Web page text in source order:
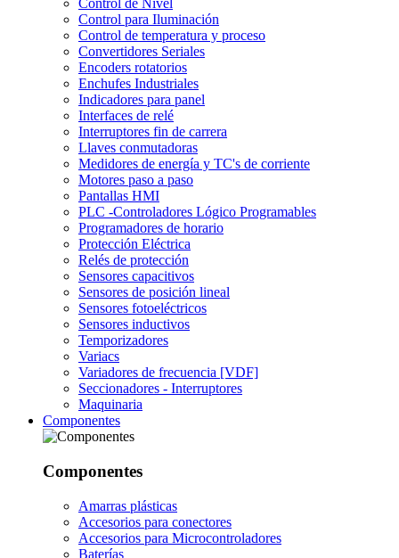
Control de Nivel
Control para Iluminación
Control de temperatura y proceso
Convertidores Seriales
Encoders rotatorios
Enchufes Industriales
Indicadores para panel
Interfaces de relé
Interruptores fin de carrera
Llaves conmutadoras
Medidores de energía y TC's de corriente
Motores paso a paso
Pantallas HMI
PLC -Controladores Lógico Programables
Programadores de horario
Protección Eléctrica
Relés de protección
Sensores capacitivos
Sensores de posición lineal
Sensores fotoeléctricos
Sensores inductivos
Temporizadores
Variacs
Variadores de frecuencia [VDF]
Seccionadores - Interruptores
Maquinaria
Componentes
Componentes
Amarras plásticas
Accesorios para conectores
Accesorios para Microcontroladores
Baterías